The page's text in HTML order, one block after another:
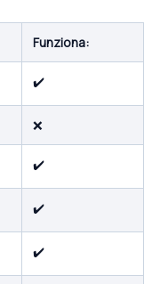
Funziona:
✔️
❌
✔️
✔️
✔️